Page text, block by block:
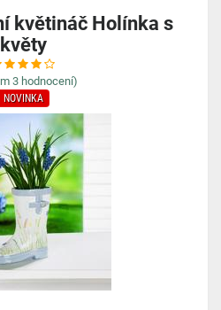
květináč Holínka s
květy
3 hodnocení)
NOVINKA